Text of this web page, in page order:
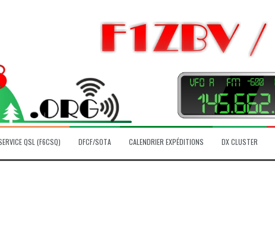
QSL (F6CSQ) DFCF/SOTA CALENDRIER EXPÉDITIONS DX CLUSTER